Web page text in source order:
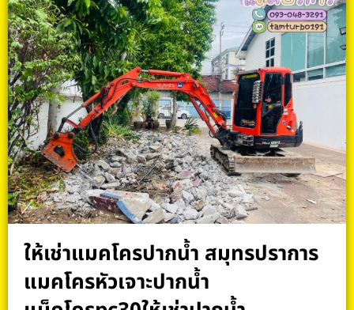
ให้เช่าแมคโครปากน้ำ สมุทรปราการ
แมคโครหัวเจาะปากน้ำ